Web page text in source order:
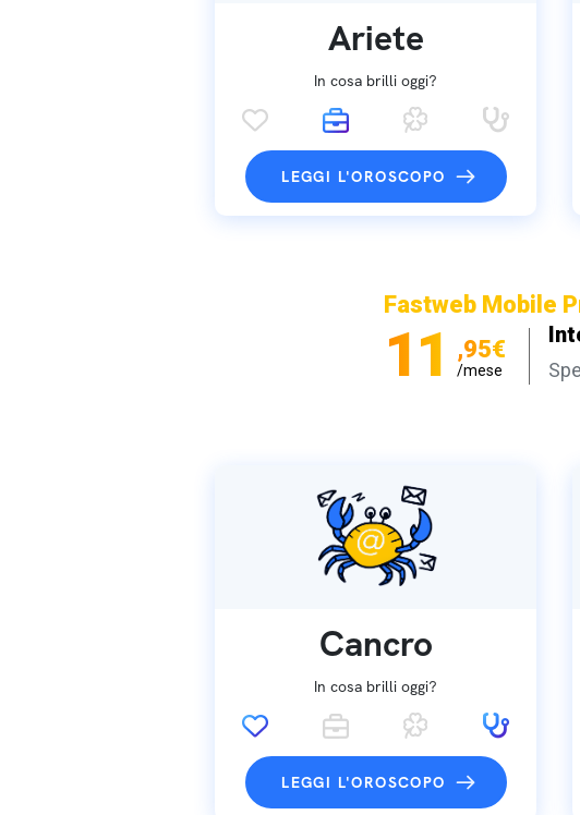
Ariete
In cosa brilli oggi?
LEGGI L'OROSCOPO
Fastweb Mobile
11 ,95€
/mese
Cancro
In cosa brilli oggi?
LEGGI L'OROSCOPO